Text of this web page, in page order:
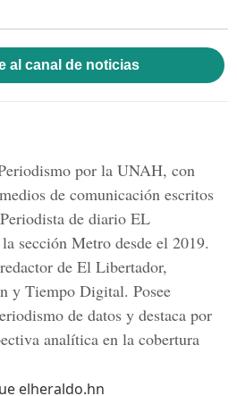
al canal de noticias
por la UNAH, con
de comunicación escritos
de diario EL
sección Metro desde el 2019.
de El Libertador,
y Tiempo Digital. Posee
de datos y destaca por
analítica en la cobertura
elheraldo.hn